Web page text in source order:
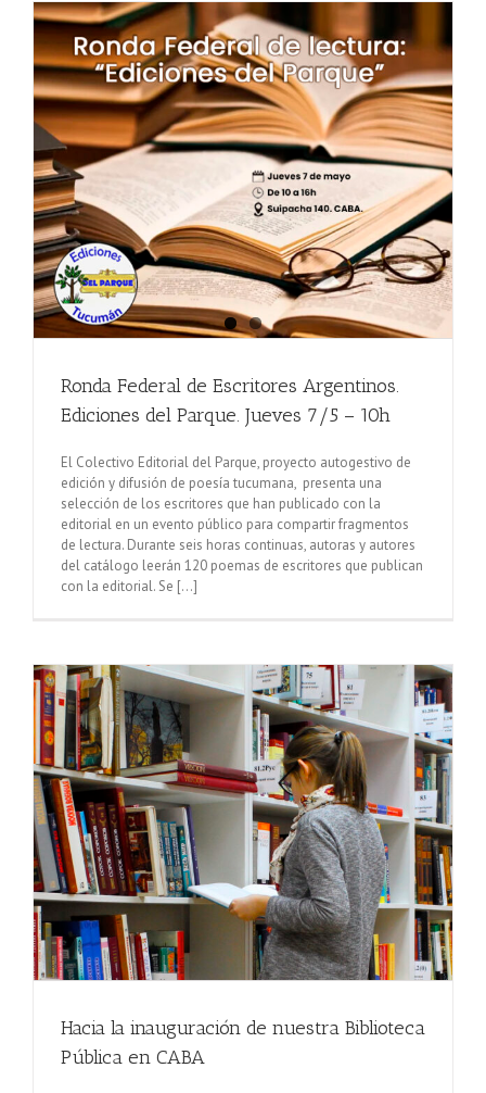
Ronda Federal de Escritores Argentinos.
Ediciones del Parque. Jueves 7/5 – 10h
El Colectivo Editorial del Parque, proyecto autogestivo de
edición y difusión de poesía tucumana, presenta una
selección de los escritores que han publicado con la
editorial en un evento público para compartir fragmentos
de lectura. Durante seis horas continuas, autoras y autores
del catálogo leerán 120 poemas de escritores que publican
con la editorial. Se [...]
Hacia la inauguración de nuestra Biblioteca
Pública en CABA